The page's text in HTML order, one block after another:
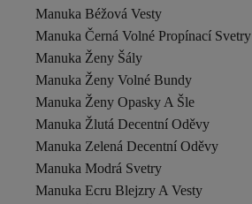
Manuka Béžová Vesty
Manuka Černá Volné Propínací Svetry
Manuka Ženy Šály
Manuka Ženy Volné Bundy
Manuka Ženy Opasky A Šle
Manuka Žlutá Decentní Oděvy
Manuka Zelená Decentní Oděvy
Manuka Modrá Svetry
Manuka Ecru Blejzry A Vesty